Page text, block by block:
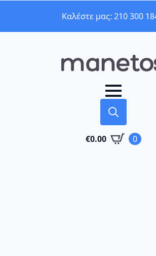
Καλέστε μας: 210 300
for:
€0.00 0